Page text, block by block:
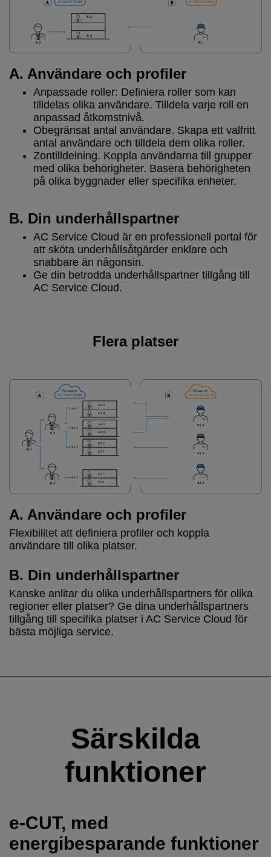
A. Användare och profiler
Anpassade roller: Definiera roller som kan
tilldelas olika användare. Tilldela varje roll en
anpassad åtkomstnivå.
Obegränsat antal användare. Skapa ett valfritt
antal användare och tilldela dem olika roller.
Zontilldelning. Koppla användarna till grupper
med olika behörigheter. Basera behörigheten
på olika byggnader eller specifika enheter.
B. Din underhållspartner
AC Service Cloud är en professionell portal för
att sköta underhållsåtgärder enklare och
snabbare än någonsin.
Ge din betrodda underhållspartner tillgång till
AC Service Cloud.
Flera platser
A. Användare och profiler
Flexibilitet att definiera profiler och koppla
användare till olika platser.
B. Din underhållspartner
Kanske anlitar du olika underhållspartners för olika
regioner eller platser? Ge dina underhållspartners
tillgång till specifika platser i AC Service Cloud för
bästa möjliga service.
Särskilda
funktioner
e-CUT, med
energibesparande funktioner